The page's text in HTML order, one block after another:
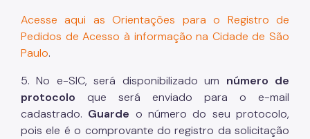
Acesse aqui as Orientações para o Registro de
Pedidos de Acesso à informação na Cidade de São
Paulo.
5. No e-SIC, será disponibilizado um número de
protocolo que será enviado para o e-mail
cadastrado. Guarde o número do seu protocolo,
pois ele é o comprovante do registro da solicitação